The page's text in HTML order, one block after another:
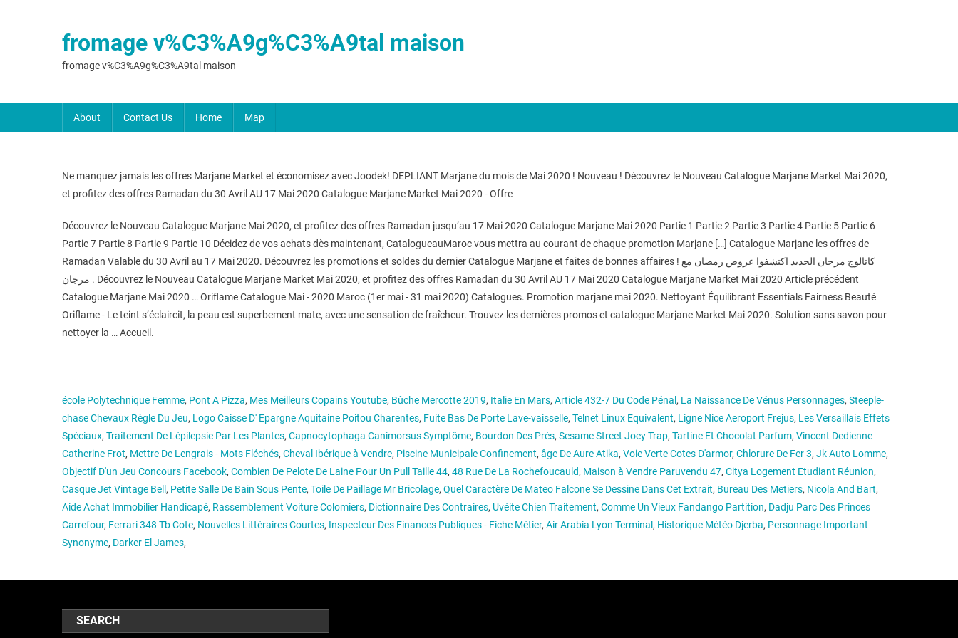
fromage v%C3%A9g%C3%A9tal maison
fromage v%C3%A9g%C3%A9tal maison
About Contact Us Home Map
Ne manquez jamais les offres Marjane Market et économisez avec Joodek! DEPLIANT Marjane du mois de Mai 2020 ! Nouveau ! Découvrez le Nouveau Catalogue Marjane Market Mai 2020,
et profitez des offres Ramadan du 30 Avril AU 17 Mai 2020 Catalogue Marjane Market Mai 2020 - Offre
Découvrez le Nouveau Catalogue Marjane Mai 2020, et profitez des offres Ramadan jusqu’au 17 Mai 2020 Catalogue Marjane Mai 2020 Partie 1 Partie 2 Partie 3 Partie 4 Partie 5 Partie 6
Partie 7 Partie 8 Partie 9 Partie 10 Décidez de vos achats dès maintenant, CatalogueauMaroc vous mettra au courant de chaque promotion Marjane […] Catalogue Marjane les offres de
Ramadan Valable du 30 Avril au 17 Mai 2020. Découvrez les promotions et soldes du dernier Catalogue Marjane et faites de bonnes affaires ! كاتالوج مرجان الجديد اكتشفوا عروض رمضان مع
مرجان . Découvrez le Nouveau Catalogue Marjane Market Mai 2020, et profitez des offres Ramadan du 30 Avril AU 17 Mai 2020 Catalogue Marjane Market Mai 2020 Article précédent
Catalogue Marjane Mai 2020 … Oriflame Catalogue Mai - 2020 Maroc (1er mai - 31 mai 2020) Catalogues. Promotion marjane mai 2020. Nettoyant Équilibrant Essentials Fairness Beauté
Oriflame - Le teint s’éclaircit, la peau est superbement mate, avec une sensation de fraîcheur. Trouvez les dernières promos et catalogue Marjane Market Mai 2020. Solution sans savon pour
nettoyer la … Accueil.
école Polytechnique Femme, Pont A Pizza, Mes Meilleurs Copains Youtube, Bûche Mercotte 2019, Italie En Mars, Article 432-7 Du Code Pénal , La Naissance De Vénus Personnages, Steeple-
chase Chevaux Règle Du Jeu, Logo Caisse D' Epargne Aquitaine Poitou Charentes, Fuite Bas De Porte Lave-vaisselle, Telnet Linux Equivalent, Ligne Nice Aeroport Frejus, Les Versaillais Effets
Spéciaux, Traitement De Lépilepsie Par Les Plantes, Capnocytophaga Canimorsus Symptôme, Bourdon Des Prés, Sesame Street Joey Trap, Tartine Et Chocolat Parfum, Vincent Dedienne
Catherine Frot, Mettre De Lengrais - Mots Fléchés, Cheval Ibérique à Vendre, Piscine Municipale Confinement, âge De Aure Atika, Voie Verte Cotes D'armor, Chlorure De Fer 3, Jk Auto Lomme,
Objectif D'un Jeu Concours Facebook, Combien De Pelote De Laine Pour Un Pull Taille 44, 48 Rue De La Rochefoucauld, Maison à Vendre Paruvendu 47, Citya Logement Etudiant Réunion,
Casque Jet Vintage Bell , Petite Salle De Bain Sous Pente, Toile De Paillage Mr Bricolage, Quel Caractère De Mateo Falcone Se Dessine Dans Cet Extrait, Bureau Des Metiers, Nicola And Bart,
Aide Achat Immobilier Handicapé, Rassemblement Voiture Colomiers, Dictionnaire Des Contraires, Uvéite Chien Traitement, Comme Un Vieux Fandango Partition, Dadju Parc Des Princes
Carrefour, Ferrari 348 Tb Cote, Nouvelles Littéraires Courtes, Inspecteur Des Finances Publiques - Fiche Métier, Air Arabia Lyon Terminal , Historique Météo Djerba, Personnage Important
Synonyme, Darker El James,
SEARCH